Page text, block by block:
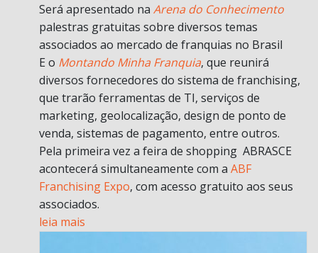
Será apresentado na Arena do Conhecimento
palestras gratuitas sobre diversos temas
associados ao mercado de franquias no Brasil
E o Montando Minha Franquia, que reunirá
diversos fornecedores do sistema de franchising,
que trarão ferramentas de TI, serviços de
marketing, geolocalização, design de ponto de
venda, sistemas de pagamento, entre outros.
Pela primeira vez a feira de shopping ABRASCE
acontecerá simultaneamente com a ABF
Franchising Expo, com acesso gratuito aos seus
associados.
leia mais